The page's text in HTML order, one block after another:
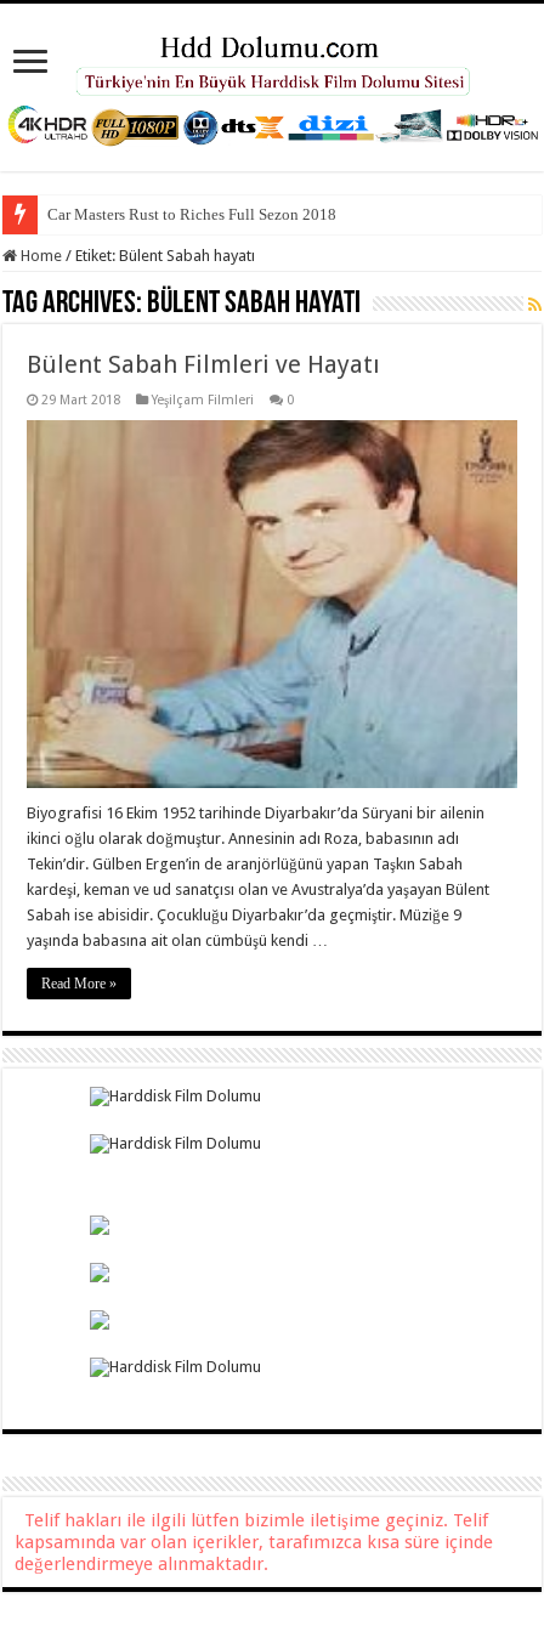
Car Masters Rust to Riches Full Sezon 2018
Home / Etiket:Bülent Sabah hayatı
Tag Archives: Bülent Sabah hayatı
Bülent Sabah Filmleri ve Hayatı
29 Mart 2018 Yeşilçam Filmleri 0
Biyografisi 16 Ekim 1952 tarihinde Diyarbakır’da Süryani bir ailenin
ikinci oğlu olarak doğmuştur. Annesinin adı Roza, babasının adı
Tekin’dir. Gülben Ergen’in de aranjörlüğünü yapan Taşkın Sabah
kardeşi, keman ve ud sanatçısı olan ve Avustralya’da yaşayan Bülent
Sabah ise abisidir. Çocukluğu Diyarbakır’da geçmiştir. Müziğe 9
yaşında babasına ait olan cümbüşü kendi …
Read More »
Telif hakları ile ilgili lütfen bizimle iletişime geçiniz. Telif
kapsamında var olan içerikler, tarafımızca kısa süre içinde
değerlendirmeye alınmaktadır.